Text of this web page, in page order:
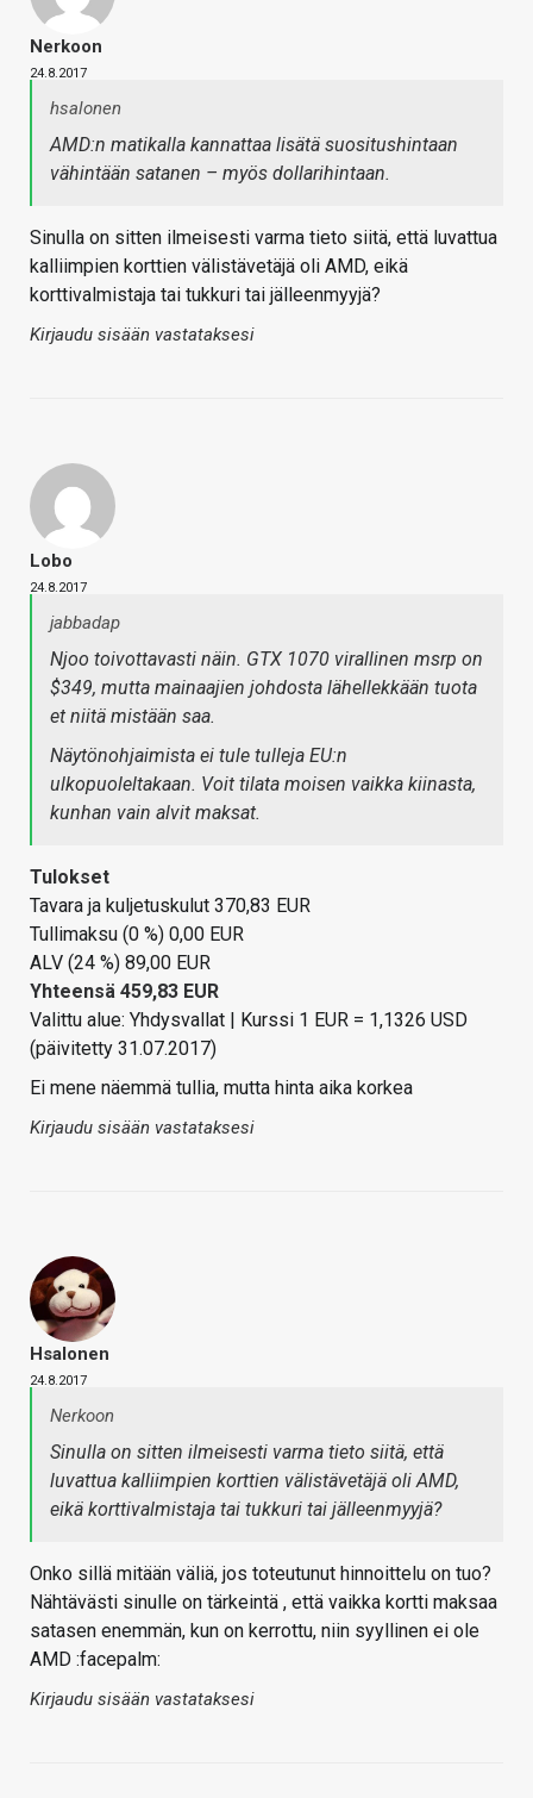
Nerkoon
24.8.2017
hsalonen
AMD:n matikalla kannattaa lisätä suositushintaan
vähintään satanen – myös dollarihintaan.
Sinulla on sitten ilmeisesti varma tieto siitä, että luvattua
kalliimpien korttien välistävetäjä oli AMD, eikä
korttivalmistaja tai tukkuri tai jälleenmyyjä?
Kirjaudu sisään vastataksesi
Lobo
24.8.2017
jabbadap
Njoo toivottavasti näin. GTX 1070 virallinen msrp on
$349, mutta mainaajien johdosta lähellekkään tuota
et niitä mistään saa.
Näytönohjaimista ei tule tulleja EU:n
ulkopuoleltakaan. Voit tilata moisen vaikka kiinasta,
kunhan vain alvit maksat.
Tulokset
Tavara ja kuljetuskulut 370,83 EUR
Tullimaksu (0 %) 0,00 EUR
ALV (24 %) 89,00 EUR
Yhteensä 459,83 EUR
Valittu alue: Yhdysvallat | Kurssi 1 EUR = 1,1326 USD
(päivitetty 31.07.2017)
Ei mene näemmä tullia, mutta hinta aika korkea
Kirjaudu sisään vastataksesi
Hsalonen
24.8.2017
Nerkoon
Sinulla on sitten ilmeisesti varma tieto siitä, että
luvattua kalliimpien korttien välistävetäjä oli AMD,
eikä korttivalmistaja tai tukkuri tai jälleenmyyjä?
Onko sillä mitään väliä, jos toteutunut hinnoittelu on tuo?
Nähtävästi sinulle on tärkeintä , että vaikka kortti maksaa
satasen enemmän, kun on kerrottu, niin syyllinen ei ole
AMD :facepalm:
Kirjaudu sisään vastataksesi